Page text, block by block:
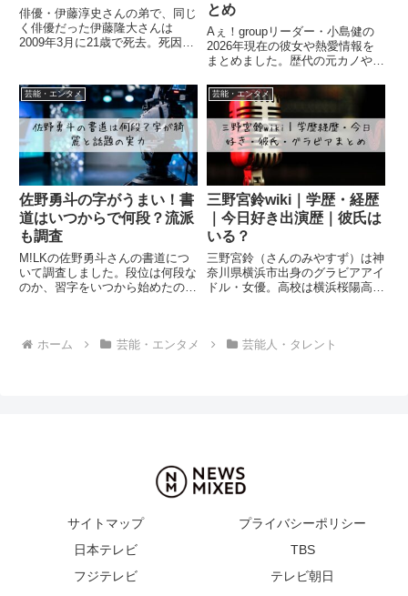
俳優・伊藤淳史さんの弟で、同じ
く俳優だった伊藤隆大さんは
2009年3月に21歳で死去。死因は
めカンタービレやガリレオでの役
どころ、兄弟共演の思い出、遺書
の内容や自殺の理由について詳し
く調査しました。
とめ
Aぇ！groupリーダー・小島健の
2026年現在の彼女や熱愛情報を
まとめました。歴代の元カノや気
査しています。
芸能・エンタメ
佐野勇斗の字がうまい！書
道はいつからで何段？流派
も調査
M!LKの佐野勇斗さんの書道につ
いて調査しました。段位は何段な
のか、習字をいつから始めたの
手いと話題になった直筆の書ま
芸能・エンタメ
三野宮鈴wiki｜学歴・経歴
｜今日好き出演歴｜彼氏は
いる？
三野宮鈴（さんのみやすず）は神
奈川県横浜市出身のグラビアアイ
ドル・女優。高校は横浜桜陽高
ラビア・炎上騒動まで徹底まと
ホーム 芸能・エンタメ 芸能人・タレント
サイトマップ
プライバシーポリシー
日本テレビ
TBS
フジテレビ
テレビ朝日